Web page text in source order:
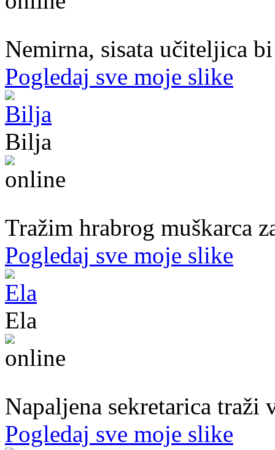
Nemirna, sisata učiteljica
Pogledaj sve moje slike
Bilja
Tražim hrabrog muškarca
Pogledaj sve moje slike
Ela
Napaljena sekretarica
Pogledaj sve moje slike